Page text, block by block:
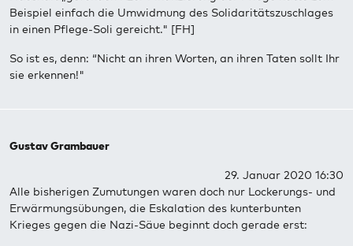
Beispiel einfach die Umwidmung des Solidaritätszuschlages
in einen Pflege-Soli gereicht." [FH]
So ist es, denn: “Nicht an ihren Worten, an ihren Taten sollt Ihr
sie erkennen!"
Gustav Grambauer
29. Januar 2020 16:30
Alle bisherigen Zumutungen waren doch nur Lockerungs- und
Erwärmungsübungen, die Eskalation des kunterbunten
Krieges gegen die Nazi-Säue beginnt doch gerade erst: